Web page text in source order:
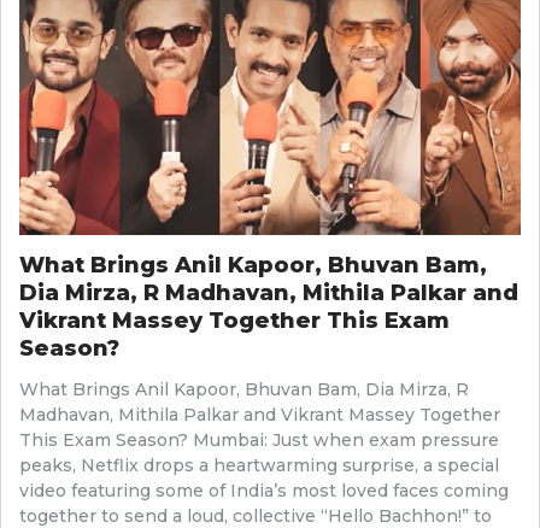
What Brings Anil Kapoor, Bhuvan Bam,
Dia Mirza, R Madhavan, Mithila Palkar and
Vikrant Massey Together This Exam
Season?
What Brings Anil Kapoor, Bhuvan Bam, Dia Mirza, R
Madhavan, Mithila Palkar and Vikrant Massey Together
This Exam Season? Mumbai: Just when exam pressure
peaks, Netflix drops a heartwarming surprise, a special
video featuring some of India’s most loved faces coming
together to send a loud, collective “Hello Bachhon!” to